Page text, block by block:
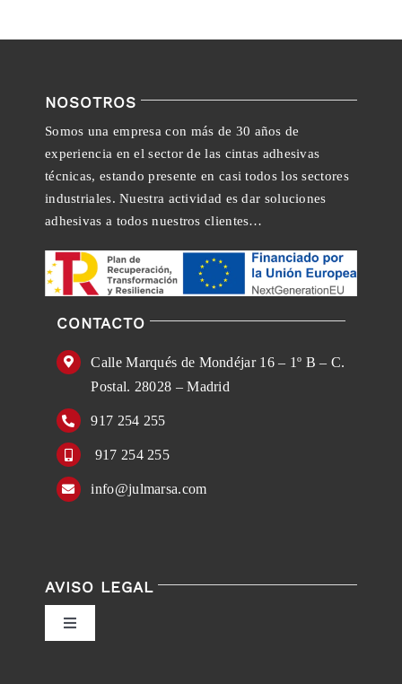
NOSOTROS
Somos una empresa con más de 30 años de
experiencia en el sector de las cintas adhesivas
técnicas, estando presente en casi todos los sectores
industriales. Nuestra actividad es dar soluciones
adhesivas a todos nuestros clientes…
CONTACTO
Calle Marqués de Mondéjar 16 – 1º B – C.
Postal. 28028 – Madrid
917 254 255
917 254 255
info@julmarsa.com
AVISO LEGAL
Toggle
Navigation